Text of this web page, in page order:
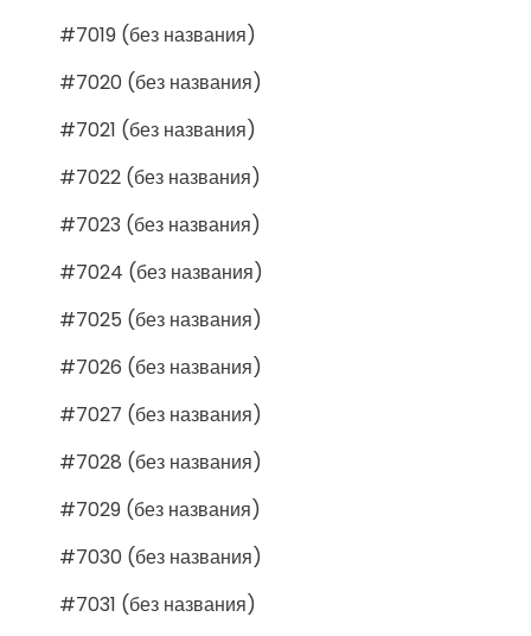
#7019 (без названия)
#7020 (без названия)
#7021 (без названия)
#7022 (без названия)
#7023 (без названия)
#7024 (без названия)
#7025 (без названия)
#7026 (без названия)
#7027 (без названия)
#7028 (без названия)
#7029 (без названия)
#7030 (без названия)
#7031 (без названия)